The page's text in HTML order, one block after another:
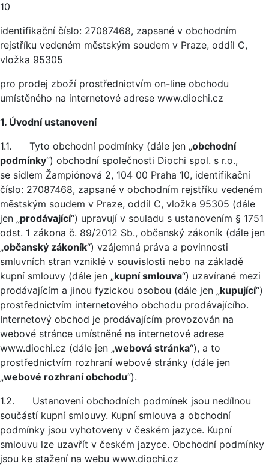
10
identifikační číslo: 27087468, zapsané v obchodním
rejstříku vedeném městským soudem v Praze, oddíl C,
vložka 95305
pro prodej zboží prostřednictvím on-line obchodu
umístěného na internetové adrese www.diochi.cz
1. Úvodní ustanovení
1.1. Tyto obchodní podmínky (dále jen „obchodní
podmínky“) obchodní společnosti Diochi spol. s r.o.,
se sídlem Žampiónová 2, 104 00 Praha 10, identifikační
číslo: 27087468, zapsané v obchodním rejstříku vedeném
městským soudem v Praze, oddíl C, vložka 95305 (dále
jen „prodávající“) upravují v souladu s ustanovením § 1751
odst. 1 zákona č. 89/2012 Sb., občanský zákoník (dále jen
„občanský zákoník“) vzájemná práva a povinnosti
smluvních stran vzniklé v souvislosti nebo na základě
kupní smlouvy (dále jen „kupní smlouva“) uzavírané mezi
prodávajícím a jinou fyzickou osobou (dále jen „kupující“)
prostřednictvím internetového obchodu prodávajícího.
Internetový obchod je prodávajícím provozován na
webové stránce umístněné na internetové adrese
www.diochi.cz (dále jen „webová stránka“), a to
prostřednictvím rozhraní webové stránky (dále jen
„webové rozhraní obchodu“).
1.2. Ustanovení obchodních podmínek jsou nedílnou
součástí kupní smlouvy. Kupní smlouva a obchodní
podmínky jsou vyhotoveny v českém jazyce. Kupní
smlouvu lze uzavřít v českém jazyce. Obchodní podmínky
jsou ke stažení na webu www.diochi.cz